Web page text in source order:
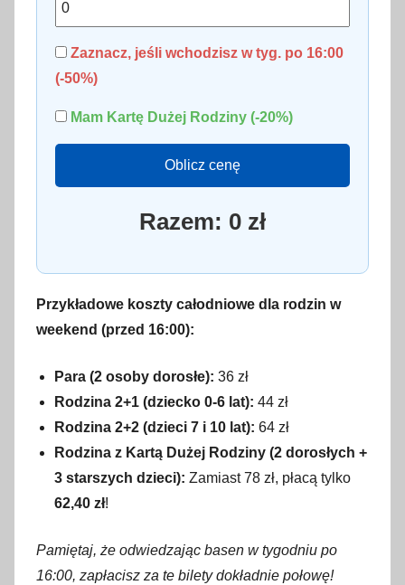
Zaznacz, jeśli wchodzisz w tyg. po 16:00
(-50%)
Mam Kartę Dużej Rodziny (-20%)
Oblicz cenę
Razem: 0 zł
Przykładowe koszty całodniowe dla rodzin w
weekend (przed 16:00):
Para (2 osoby dorosłe): 36 zł
Rodzina 2+1 (dziecko 0-6 lat): 44 zł
Rodzina 2+2 (dzieci 7 i 10 lat): 64 zł
Rodzina z Kartą Dużej Rodziny (2 dorosłych +
3 starszych dzieci): Zamiast 78 zł, płacą tylko
62,40 zł!
Pamiętaj, że odwiedzając basen w tygodniu po
16:00, zapłacisz za te bilety dokładnie połowę!